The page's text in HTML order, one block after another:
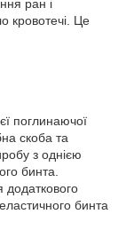
ран і
кровотечі. Це
поглинаючої
скоба та
з однією
бинта.
додаткового
бинта